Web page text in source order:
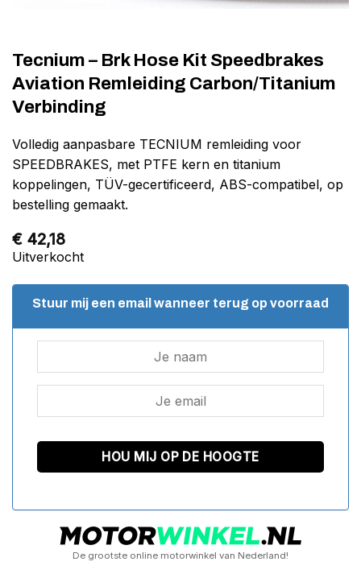
Tecnium – Brk Hose Kit Speedbrakes
Aviation Remleiding Carbon/Titanium
Verbinding
Volledig aanpasbare TECNIUM remleiding voor
SPEEDBRAKES, met PTFE kern en titanium
koppelingen, TÜV-gecertificeerd, ABS-compatibel, op
bestelling gemaakt.
€ 42,18
Uitverkocht
Stuur mij een email wanneer terug op voorraad
De grootste online motorwinkel van Nederland!